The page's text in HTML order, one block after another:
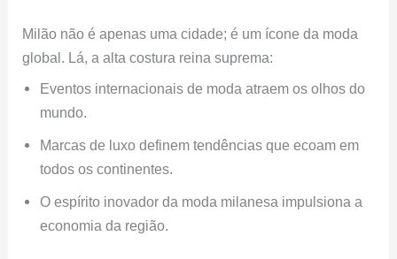
Milão não é apenas uma cidade; é um ícone da moda
global. Lá, a alta costura reina suprema:
Eventos internacionais de moda atraem os olhos do
mundo.
Marcas de luxo definem tendências que ecoam em
todos os continentes.
O espírito inovador da moda milanesa impulsiona a
economia da região.